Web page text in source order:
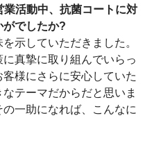
活動中、抗菌コートに対
がでしたか?
示していただきました。
真摯に取り組んでいらっ
様にさらに安心していた
テーマだからだと思いま
一助になれば、こんなに